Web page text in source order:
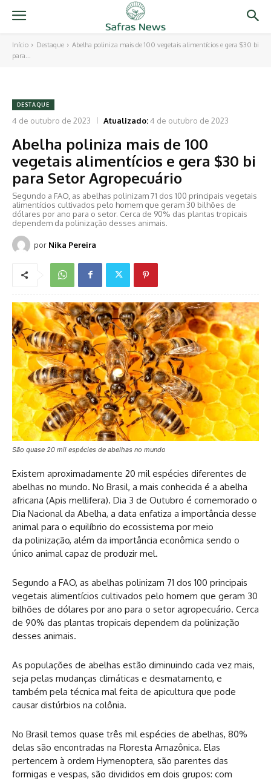
Início Destaque
Abelha poliniza mais de 100 vegetais alimentícios e gera $30 bi
para...
DESTAQUE
4 de outubro de 2023 Atualizado:4 de outubro de 2023
Abelha poliniza mais de 100
vegetais alimentícios e gera $30 bi
para Setor Agropecuário
Segundo a FAO, as abelhas polinizam 71 dos 100 principais vegetais
alimentícios cultivados pelo homem que geram 30 bilhões de
dólares por ano para o setor. Cerca de 90% das plantas tropicais
dependem da polinização desses animais.
por Nika Pereira
São quase 20 mil espécies de abelhas no mundo
Existem aproximadamente 20 mil espécies diferentes de
abelhas no mundo. No Brasil, a mais conhecida é a abelha
africana (Apis mellifera). Dia 3 de Outubro é comemorado o
Dia Nacional da Abelha, a data enfatiza a importância desse
animal para o equilíbrio do ecossistema por meio
da polinização, além da importância econômica sendo o
único animal capaz de produzir mel.
Segundo a FAO, as abelhas polinizam 71 dos 100 principais
vegetais alimentícios cultivados pelo homem que geram 30
bilhões de dólares por ano para o setor agropecuário. Cerca
de 90% das plantas tropicais dependem da polinização
desses animais.
As populações de abelhas estão diminuindo cada vez mais,
seja pelas mudanças climáticas e desmatamento, e
também pela técnica mal feita de apicultura que pode
causar distúrbios na colônia.
No Brasil temos quase três mil espécies de abelhas, 80%
delas são encontradas na Floresta Amazônica. Elas
pertencem à ordem Hymenoptera, são parentes das
formigas e vespas, são divididos em dois grupos: com